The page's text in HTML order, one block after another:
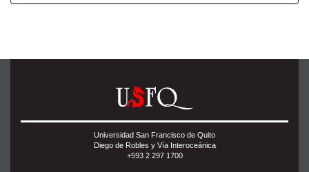
Universidad San Francisco de Quito
Diego de Robles y Vía Interoceánica
+593 2 297 1700